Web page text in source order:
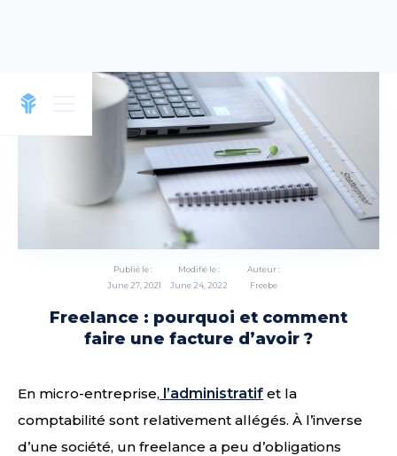
Publié le :
June 27, 2021
Modifié le :
June 24, 2022
Auteur :
Freebe
Freelance : pourquoi et comment
faire une facture d’avoir ?
En micro-entreprise, l’administratif et la
comptabilité sont relativement allégés. À l’inverse
d’une société, un freelance a peu d’obligations